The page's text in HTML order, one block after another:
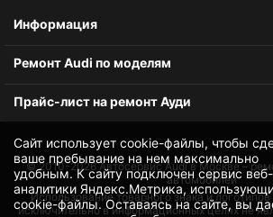
Сайт использует cookie-файлы, чтобы
ваше пребывание на нем максимально
удобным. К cайту подключен сервис веб-
аналитики Яндекс.Метрика,
cookie-файлы. Оставаясь на сайте, вы
Информация
Ремонт Audi по моделям
Прайс-лист на ремонт Ауди
© 2010-2026Автосервис Audi в Москве –
автомобилей
Использование товарного знака и логотипов
исключительно в информационных целях не